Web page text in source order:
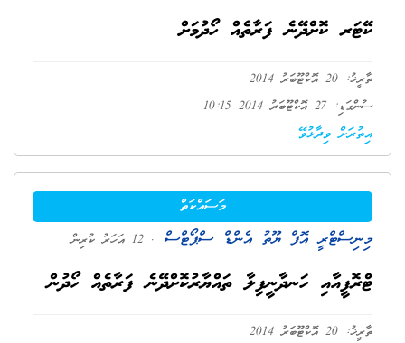
ކޭޓަރ ކޮށްދޭނެ ފަރާތެއް ހޯދުމަށް
ތާރީޚު: 20 އޮކްޓޫބަރު 2014
ސުންގަޑި: 27 އޮކްޓޫބަރު 2014 10:15
އިތުރަށް ވިދާޅުވޭ
މަސައްކަތް
މިނިސްޓްރީ އޮފް ޔޫތު އެންޑް ސްޕޯޓްސް . 12 އަހަރު ކުރިން
ޓްރޮފީއާއި ހަނދާނީފިލާ ތައްޔާރުކޮށްދޭނެ ފަރާތެއް ހޯދުން
ތާރީޚު: 20 އޮކްޓޫބަރު 2014